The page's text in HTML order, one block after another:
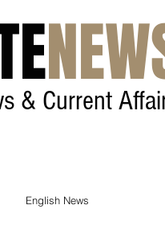
& Current
English News